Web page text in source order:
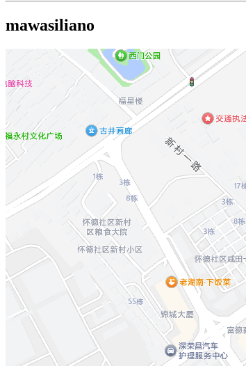
mawasiliano